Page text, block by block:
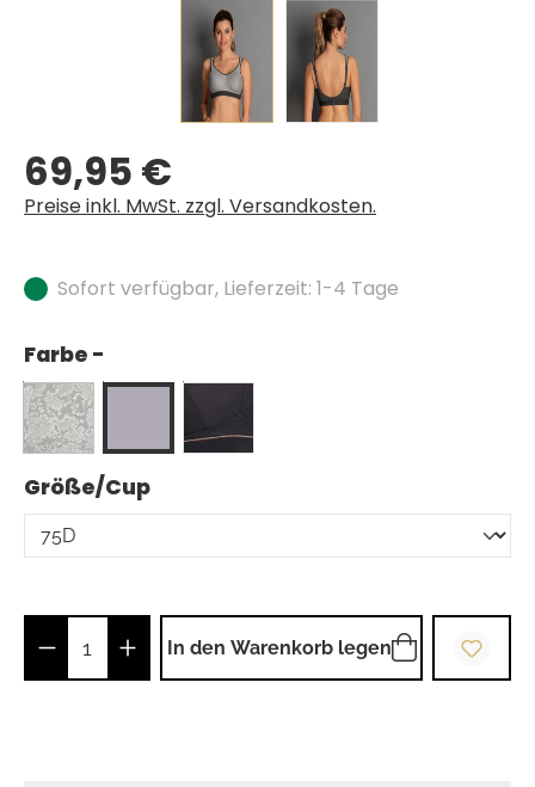
Regulärer Preis:
69,95 €
Preise inkl. MwSt. zzgl. Versandkosten.
Sofort verfügbar, Lieferzeit: 1-4 Tage
Farbe -
Größe/Cupauswählen
Produkt Anzahl: Gib den gewünschten
In den Warenkorb legen